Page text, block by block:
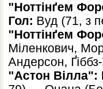
"Ноттінґем
Гол: Вуд (71, з
"Ноттінґем
Міленкович,
Андерсон,
"Астон Вілла":